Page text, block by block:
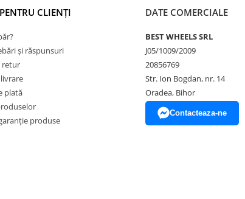
CLIENȚI
și răspunsuri
retur
plată
produse
DATE COMERCIALE
BEST WHEELS SRL
J05/1009/2009
20856769
Str. Ion Bogdan, nr. 14
Oradea, Bihor
Contacteaza-ne